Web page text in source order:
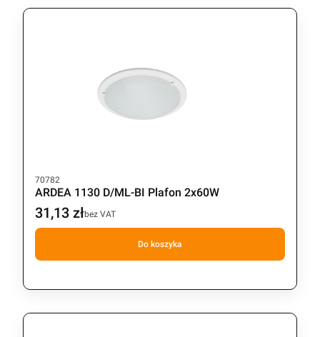
Kod produktu
70782
ARDEA 1130 D/ML-BI Plafon 2x60W
Cena
31,13 złbez VAT
Do koszyka